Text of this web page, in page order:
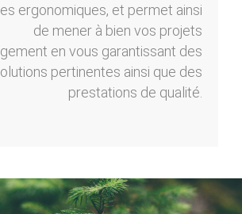
ergonomiques, et permet ainsi
de mener à bien vos projets
en vous garantissant des
pertinentes ainsi que des
prestations de qualité.